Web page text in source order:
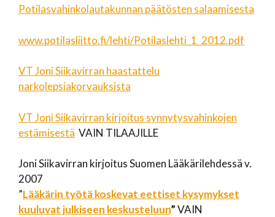
Potilasvahinkolautakunnan päätösten salaamisesta
www.potilasliitto.fi/lehti/Potilaslehti_1_2012.pdf
VT Joni Siikavirran haastattelu
narkolepsiakorvauksista
VT Joni Siikavirran kirjoitus synnytysvahinkojen
estämisestä VAIN TILAAJILLE
Joni Siikavirran kirjoitus Suomen Lääkärilehdessä v.
2007
”Lääkärin työtä koskevat eettiset kysymykset
kuuluvat julkiseen keskusteluun”VAIN